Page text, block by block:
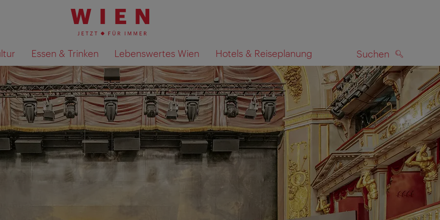
Essen & Trinken Lebenswertes Wien Hotels & Reiseplanung Suchen
Suchergebnisse auf Karte anzeigen SUCHEN